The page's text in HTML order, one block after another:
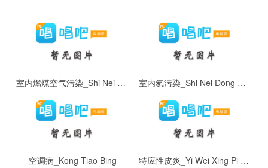
室内燃煤空气污染_Shi Nei Ran Mei Kong Qi Wu Ran 室内氡污染_Shi Nei Dong Wu Ran
空调病_Kong Tiao Bing 特应性皮炎_Yi Wei Xing Pi Yan